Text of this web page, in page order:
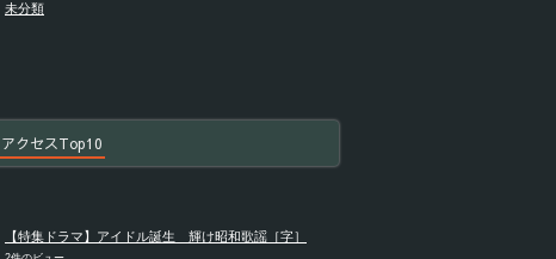
未分類
アクセスTop10
【特集ドラマ】アイドル誕生 輝け昭和歌謡［字］